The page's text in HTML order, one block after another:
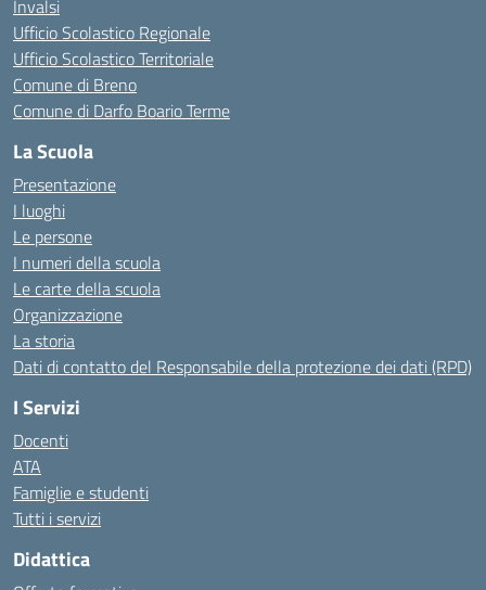
Invalsi
Ufficio Scolastico Regionale
Ufficio Scolastico Territoriale
Comune di Breno
Comune di Darfo Boario Terme
La Scuola
Presentazione
I luoghi
Le persone
I numeri della scuola
Le carte della scuola
Organizzazione
La storia
Dati di contatto del Responsabile della protezione dei dati (RPD)
I Servizi
Docenti
ATA
Famiglie e studenti
Tutti i servizi
Didattica